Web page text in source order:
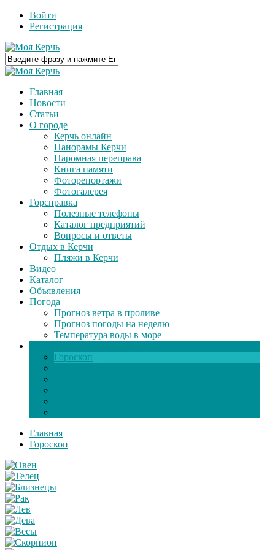
Войти
Регистрация
Главная
Новости
Статьи
О городе
Керчь онлайн
Панорамы Керчи
Паромная переправа
Книга памяти
Фоторепортажи
Фотогалерея
Горсправка
Полезные телефоны
Каталог предприятий
Вопросы и ответы
Отдых в Керчи
Пляжи в Керчи
Видео
Каталог
Объявления
Погода
Прогноз ветра в проливе
Прогноз погоды на неделю
Температура воды в море
Гороскоп
Главная
Гороскоп